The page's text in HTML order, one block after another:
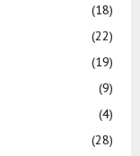
(18)
(22)
(19)
(9)
(4)
(28)